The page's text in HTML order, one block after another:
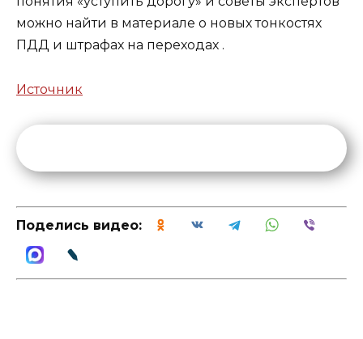
можно найти в материале о новых тонкостях
ПДД и штрафах на переходах .
Источник
Поделись видео: